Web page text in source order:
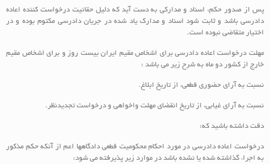
پس از صدور حکم، اسناد و مدارکی به دست آید که دلیل حقانیت درخواست کننده اعاده
دادرسی باشد و ثابت شود اسناد و مدارک یاد شده در جریان دادرسی مکتوم بوده و در
اختیار متقاضی نبوده است.
مهلت درخواست اعاده دادرسی برای اشخاص مقیم ایران بیست روز و برای اشخاص مقیم
خارج از کشور دو ماه به شرح زیر می باشد :
نسبت به آرای حضوری قطعی، از تاریخ ابلاغ.
نسبت به آرای غیابی، از تاریخ انقضای مهلت واخواهی و درخواست تجدیدنظر.
دقت داشته باشید که:
درخواست اعاده دادرسی در مورد احکام محکومیت قطعی دادگاهها اعم از آنکه حکم مذکور
به اجراء گذاشته شده یا نشده باشد در موارد زیر پذیرفته می شود: